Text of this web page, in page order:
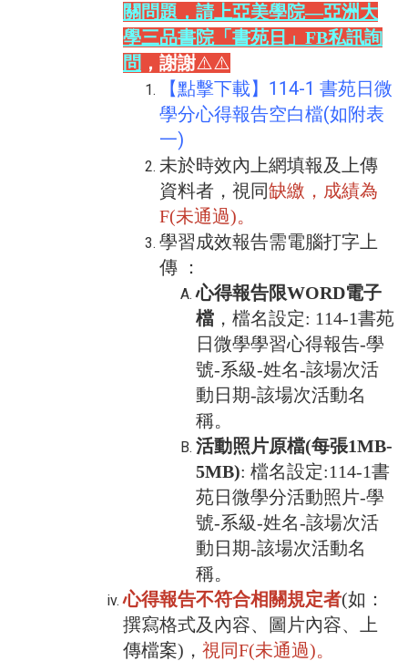
關問題，請上亞美學院—亞洲大
學三品書院「書苑日」FB私訊詢
問 ，謝謝⚠️⚠️
【點擊下載】114-1 書苑日微
學分心得報告空白檔(如附表
一)
未於時效內上網填報及上傳
資料者，視同缺繳，成績為
F(未通過)。
學習成效報告需電腦打字上
傳 ：
心得報告限WORD電子
檔 ，檔名設定: 114-1書苑
日微學學習心得報告-學
號-系級-姓名-該場次活
動日期-該場次活動名
稱。
活動照片原檔(每張1MB-
5MB): 檔名設定:114-1書
苑日微學分活動照片-學
號-系級-姓名-該場次活
動日期-該場次活動名
稱。
心得報告不符合相關規定者(如：
撰寫格式及內容、圖片內容、上
傳檔案)， 視同F(未通過)。